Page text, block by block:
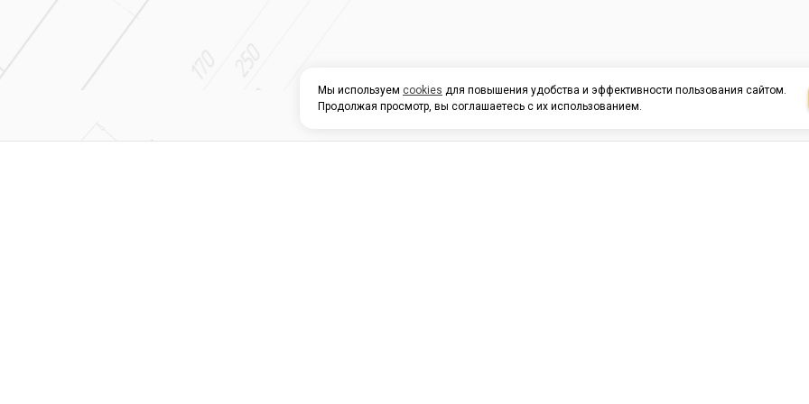
Мы используем cookies для повышения удобства и эффективности пользования сайтом.
Продолжая просмотр, вы соглашаетесь с их использованием.